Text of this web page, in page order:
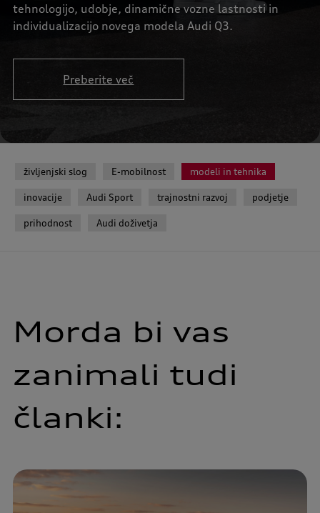
tehnologijo, udobje, dinamične vozne lastnosti in
individualizacijo novega modela Audi Q3.
Preberite več
življenjski slog E-mobilnost modeli in tehnika
inovacije Audi Sport trajnostni razvoj podjetje
prihodnost Audi doživetja
Morda bi vas
zanimali tudi
članki: